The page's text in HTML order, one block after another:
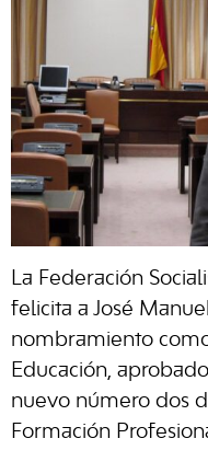
La Federación
felicita a José
nombramiento
Educación,
nuevo número dos
Formación